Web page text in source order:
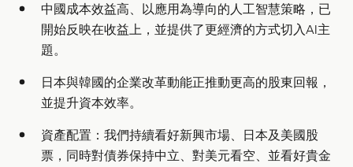
中國成本效益高、以應用為導向的人工智慧策略，已
開始反映在收益上，並提供了更經濟的方式切入AI主
題。
日本與韓國的企業改革動能正推動更高的股東回報，
並提升資本效率。
資產配置：我們持續看好新興市場、日本及美國股
票，同時對債券保持中立、對美元看空、並看好貴金